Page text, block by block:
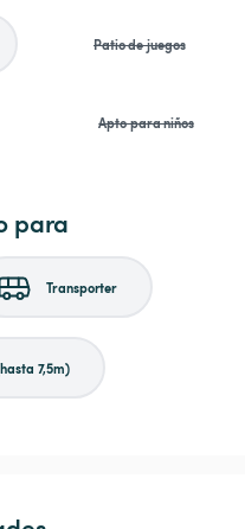
Patio de juegos
Apto para niños
para
Transporter
7,5m)